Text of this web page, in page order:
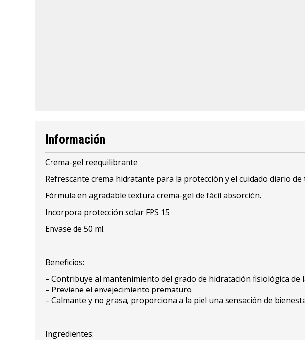
Información
Crema-gel reequilibrante
Refrescante crema hidratante para la protección y el cuidado diario de
Fórmula en agradable textura crema-gel de fácil absorción.
Incorpora protección solar FPS 15
Envase de 50 ml.
Beneficios:
– Contribuye al mantenimiento del grado de hidratación fisiológica de
– Previene el envejecimiento prematuro
– Calmante y no grasa, proporciona a la piel una sensación de
Ingredientes: